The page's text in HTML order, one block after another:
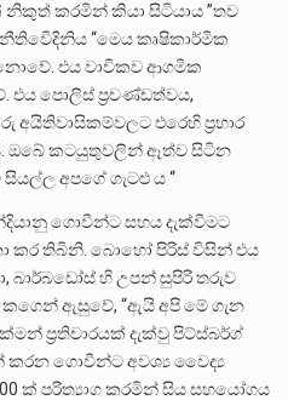
කරමින් කියා සිටියාය ”තව
‘‘මෙය කෘෂිකාර්මික
එය වාචිකව ආගමික
එය පොලිස් ප්‍රචණ්ඩත්වය,
අයිතිවාසිකම්වලට එරෙහි ප්‍රහාර
ඔබේ කටයුතුවලින් ඈත්ව සිටින
අපගේ ගැටළු ය ‘‘
ගොවීන්ට සහය දැක්වීමට
කර තිබිනි. බොහෝ පිරිස් විසින් එය
බාර්බඩෝස් හි උපන් සුපිරි තරුව
ඇසුවේ, “ඇයි අපි මේ ගැන
ප්‍රතිචාරයක් දැක්වු පිට්ස්බර්ග්
කරන ගොවීන්ට අවශ්‍ය වෛද්‍ය
ක් පරිත්‍යාග කරමින් සිය සහයෝගය